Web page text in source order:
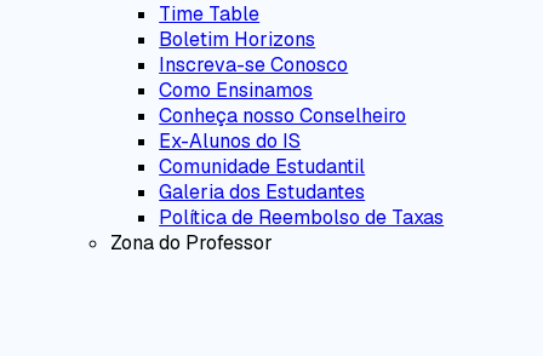
Time Table
Boletim Horizons
Inscreva-se Conosco
Como Ensinamos
Conheça nosso Conselheiro
Ex-Alunos do IS
Comunidade Estudantil
Galeria dos Estudantes
Política de Reembolso de Taxas
Zona do Professor